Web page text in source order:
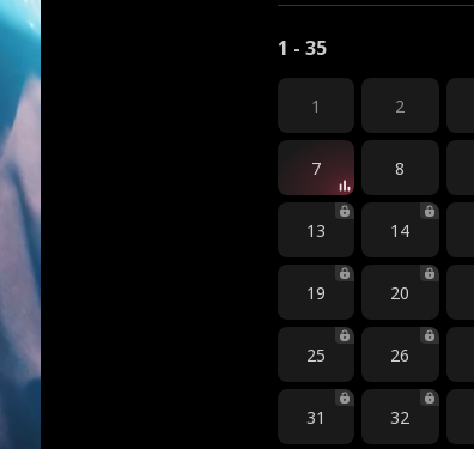
1 - 35
1 2
7 8
13 14
19 20
25 26
31 32